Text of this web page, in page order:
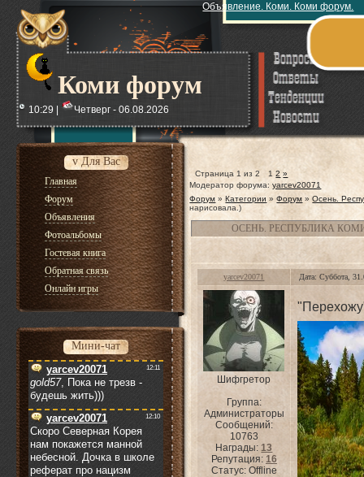
Коми форум
Объявление. Коми. Коми форум.
10:29 | Четверг - 06.08.2026
v Для Вас
Главная
Форум
Объявления
Фотоальбомы
Гостевая книга
Обратная связь
Онлайн игры
Мини-чат
Страница 1 из2 1 2 »
Модератор форума:yarcev20071
Форум » Категории » Форум » Осень.
нарисовала.)
ОСЕНЬ. РЕСПУБЛИКА
yarcev20071 Дата: Суббота,
Шифгретор
Группа:
Администраторы
Сообщений:
10763
Награды:13
Репутация: 16
Статус: Offline